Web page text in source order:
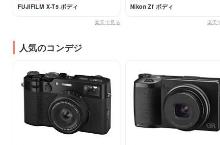
FUJIFILM X-T5 ボディ
楽天で見る
Nikon Zf ボディ
楽天
人気のコンデジ